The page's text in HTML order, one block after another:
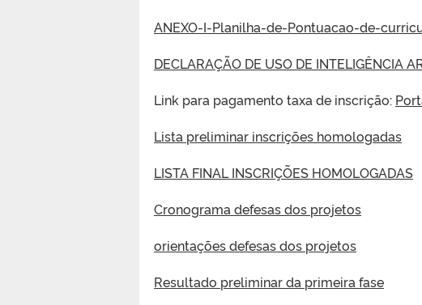
ANEXO-I-Planilha-de-Pontuacao-de-
DECLARAÇÃO DE USO DE INTELIGÊNCIA
Link para pagamento taxa de inscrição:
Lista preliminar inscrições homologadas
LISTA FINAL INSCRIÇÕES HOMOLOGADAS
Cronograma defesas dos projetos
orientações defesas dos projetos
Resultado preliminar da primeira fase